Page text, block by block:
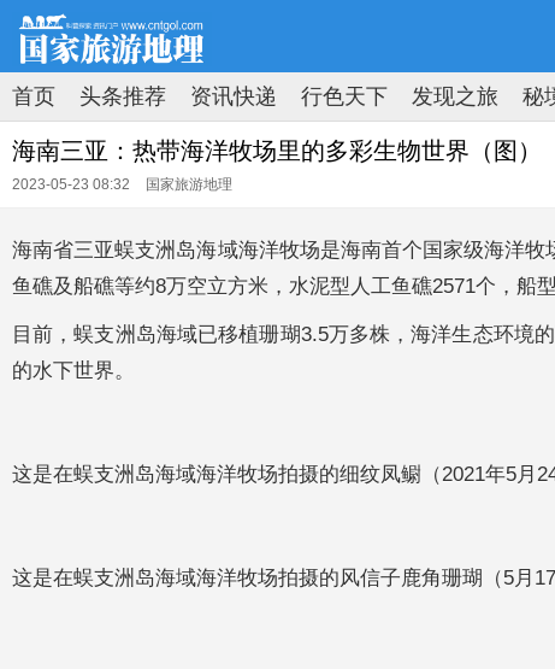
首页 头条推荐 资讯快递 行色天下 发现之旅 秘
原创速递
新知速览 拍图时代 地理荟萃
海南三亚：热带海洋牧场里的多彩生物世界（图）
2023-05-23 08:32 国家旅游地理
海南省三亚蜈支洲岛海域海洋牧场是海南首个国家级海洋
鱼礁及船礁等约8万空立方米，水泥型人工鱼礁2571个，船
目前，蜈支洲岛海域已移植珊瑚3.5万多株，海洋生态环境
的水下世界。
这是在蜈支洲岛海域海洋牧场拍摄的细纹凤鳚（2021年5月
这是在蜈支洲岛海域海洋牧场拍摄的风信子鹿角珊瑚（5月